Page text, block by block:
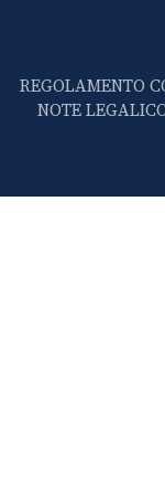
REGOLAMENTO
NOTE LEGALI